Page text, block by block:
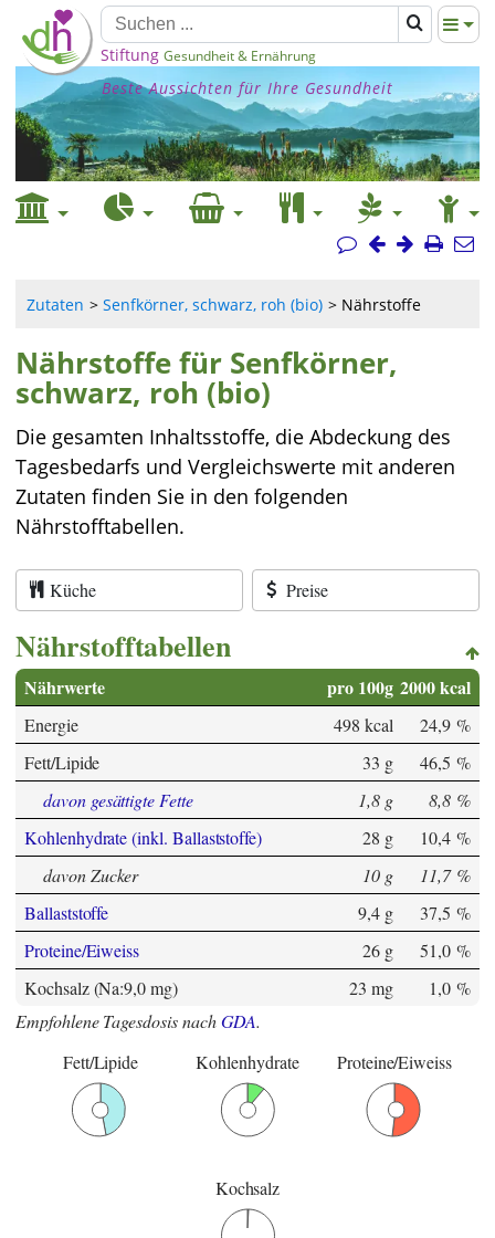
Stiftung Gesundheit & Ernährung
Beste Aussichten für Ihre Gesundheit
Zutaten Senfkörner, schwarz, roh (bio) Nährstoffe
Nährstoffe für Senfkörner,
schwarz, roh (bio)
Die gesamten Inhaltsstoffe, die Abdeckung des
Tagesbedarfs und Vergleichswerte mit anderen
Zutaten finden Sie in den folgenden
Nährstofftabellen.
Küche Preise
Nährstofftabellen
Nährwerte pro 100g 2000 kcal
Energie 498 kcal
24,9 %
Fett/Lipide
33 g
46,5 %
davon gesättigte Fette
1,8 g
8,8 %
Kohlenhydrate (inkl. Ballaststoffe)
28 g
10,4 %
davon Zucker
10 g
11,7 %
Ballaststoffe
9,4 g
37,5 %
Proteine/Eiweiss
26 g
51,0 %
Kochsalz (Na:9,0 mg)
23 mg
1,0 %
Empfohlene Tagesdosis nachGDA.
Fett/Lipide
Kohlenhydrate Proteine/Eiweiss
Kochsalz